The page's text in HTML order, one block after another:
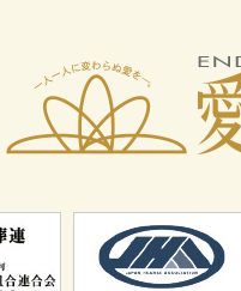
全日本葬祭業協同組合